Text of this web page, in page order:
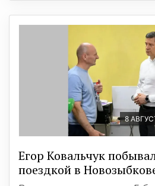
8
Егор Ковальчук
поездкой в